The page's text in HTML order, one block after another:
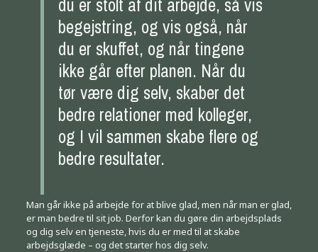
du er stolt af dit arbejde, så vis
begejstring, og vis også, når
du er skuffet, og når tingene
ikke går efter planen. Når du
tør være dig selv, skaber det
bedre relationer med kolleger,
og I vil sammen skabe flere og
bedre resultater.
Man går ikke på arbejde for at blive glad, men når man er glad,
er man bedre til sit job. Derfor kan du gøre din arbejdsplads
og dig selv en tjeneste, hvis du er med til at skabe
arbejdsglæde – og det starter hos dig selv.